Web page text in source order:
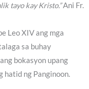
tayo kay Kristo.”Ani Fr.
Leo XIV ang mga
sa buhay
bokasyon upang
hatid ng Panginoon.